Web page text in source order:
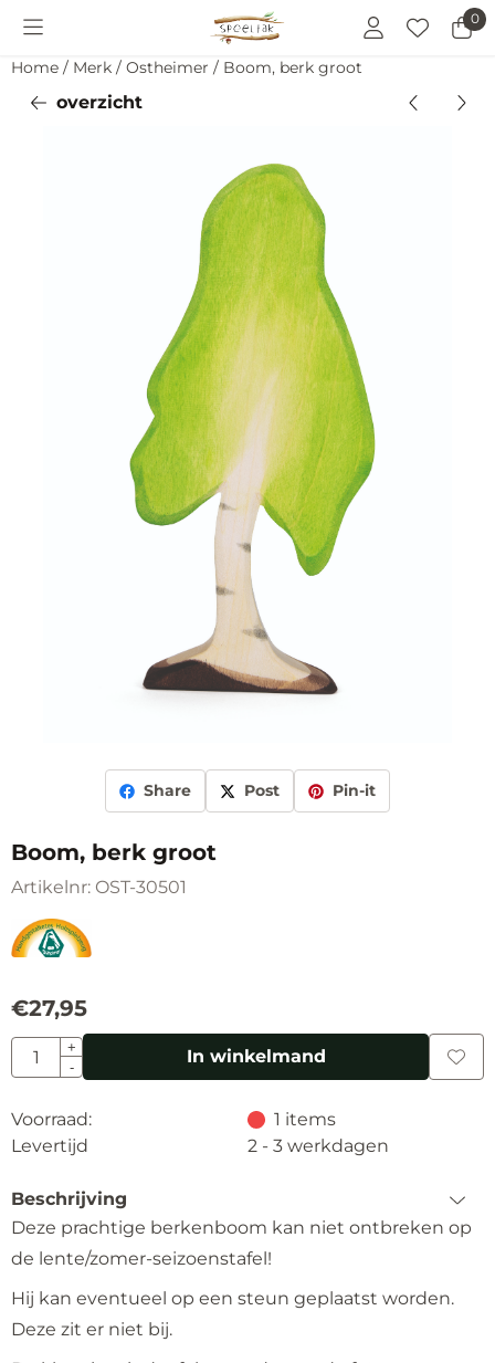
Cookievoorkeuren zijn momenteel gesloten. 0
Home / Merk / Ostheimer / Boom, berk groot
overzicht
Share Post Pin-it
Boom, berk groot
Artikelnr: OST-30501
€27,95
Aantal
+
-
In winkelmand
Voorraad: 1 items
Levertijd
2 - 3 werkdagen
Beschrijving
Deze prachtige berkenboom kan niet ontbreken op
de lente/zomer-seizoenstafel!
Hij kan eventueel op een steun geplaatst worden.
Deze zit er niet bij.